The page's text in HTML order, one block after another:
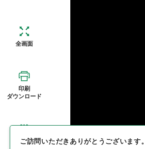
全画面
印刷
ダウンロード
概観図
ご訪問いただきありがとうございます。